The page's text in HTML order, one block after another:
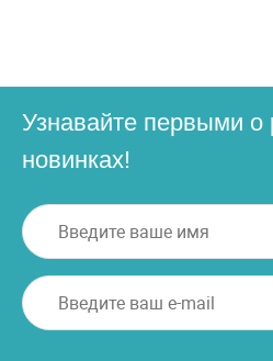
Узнавайте первыми о
новинках!